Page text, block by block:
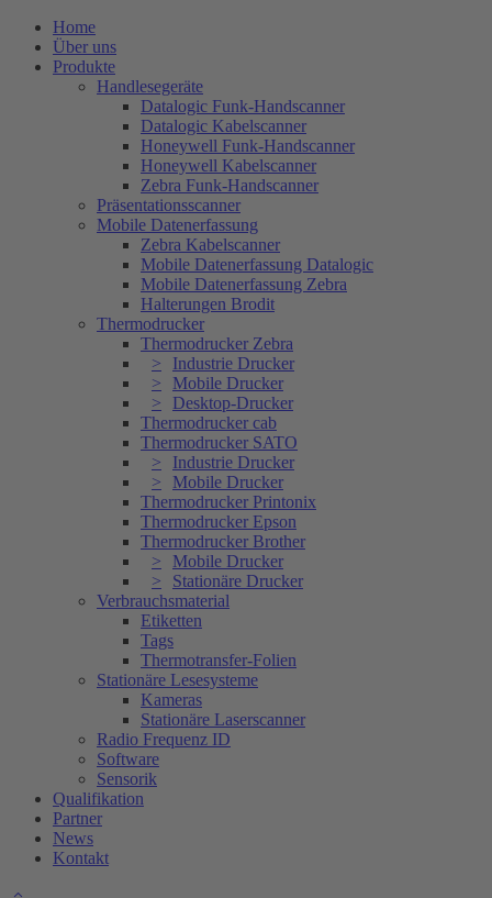
Home
Über uns
Produkte
Handlesegeräte
Datalogic Funk-Handscanner
Datalogic Kabelscanner
Honeywell Funk-Handscanner
Honeywell Kabelscanner
Zebra Funk-Handscanner
Präsentationsscanner
Mobile Datenerfassung
Zebra Kabelscanner
Mobile Datenerfassung Datalogic
Mobile Datenerfassung Zebra
Halterungen Brodit
Thermodrucker
Thermodrucker Zebra
Industrie Drucker
Mobile Drucker
Desktop-Drucker
Thermodrucker cab
Thermodrucker SATO
Industrie Drucker
Mobile Drucker
Thermodrucker Printonix
Thermodrucker Epson
Thermodrucker Brother
Mobile Drucker
Stationäre Drucker
Verbrauchsmaterial
Etiketten
Tags
Thermotransfer-Folien
Stationäre Lesesysteme
Kameras
Stationäre Laserscanner
Radio Frequenz ID
Software
Sensorik
Qualifikation
Partner
News
Kontakt